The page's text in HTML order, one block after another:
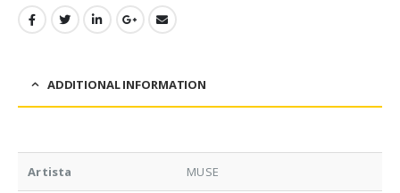
ADDITIONAL INFORMATION
Artista MUSE